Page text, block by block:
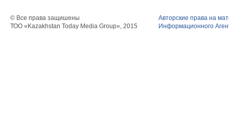
© Все права защишены
ТОО «Kazakhstan Today Media Group», 2015
Авторские права на
Информационного